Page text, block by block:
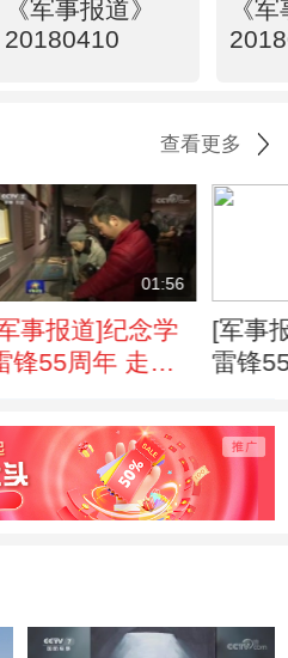
《军事报道》
20180410
《
查看更多
01:56
事报道]纪念学
锋55周年 走进
足迹
[军事
雷锋
时代